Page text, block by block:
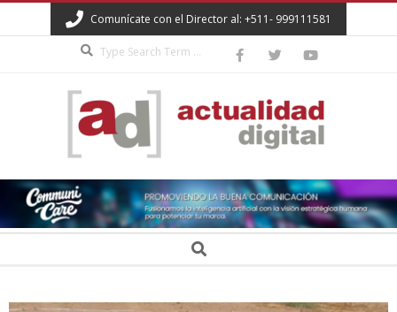
to
Comunícate con el Director al: +511- 999111581
ACTUALIDAD
DIGITAL Search